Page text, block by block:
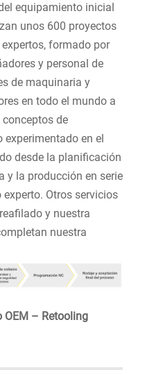
equipamiento inicial
unos 600 proyectos
formado por
y personal de
de maquinaria y
en todo el mundo a
conceptos de
en el
desde la planificación
y la producción en serie
Otros servicios
y nuestra
nuestra
OEM – Retooling